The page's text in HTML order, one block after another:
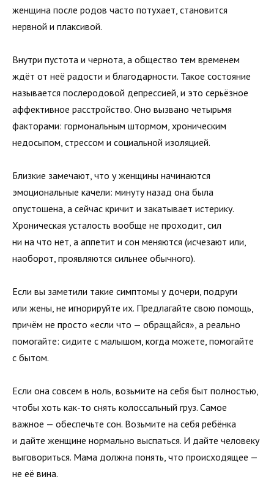
женщина после родов часто потухает, становится
нервной и плаксивой.
Внутри пустота и чернота, а общество тем временем
ждёт от неё радости и благодарности. Такое состояние
называется послеродовой депрессией, и это серьёзное
аффективное расстройство. Оно вызвано четырьмя
факторами: гормональным штормом, хроническим
недосыпом, стрессом и социальной изоляцией.
Близкие замечают, что у женщины начинаются
эмоциональные качели: минуту назад она была
опустошена, а сейчас кричит и закатывает истерику.
Хроническая усталость вообще не проходит, сил
ни на что нет, а аппетит и сон меняются (исчезают или,
наоборот, проявляются сильнее обычного).
Если вы заметили такие симптомы у дочери, подруги
или жены, не игнорируйте их. Предлагайте свою помощь,
причём не просто «если что — обращайся», а реально
помогайте: сидите с малышом, когда можете, помогайте
с бытом.
Если она совсем в ноль, возьмите на себя быт полностью,
чтобы хоть как-то снять колоссальный груз. Самое
важное — обеспечьте сон. Возьмите на себя ребёнка
и дайте женщине нормально выспаться. И дайте человеку
выговориться. Мама должна понять, что происходящее —
не её вина.